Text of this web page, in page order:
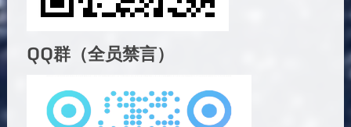
QQ群（全员禁言）